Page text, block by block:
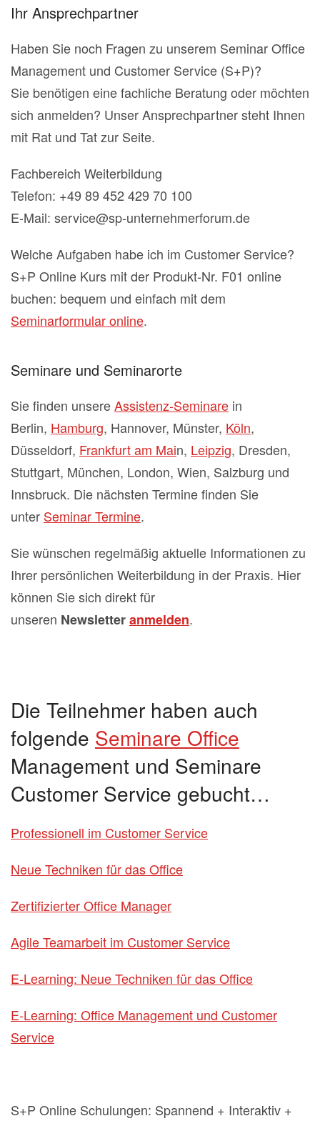
Ihr Ansprechpartner
Haben Sie noch Fragen zu unserem Seminar Office
Management und Customer Service (S+P)?
Sie benötigen eine fachliche Beratung oder möchten
sich anmelden? Unser Ansprechpartner steht Ihnen
mit Rat und Tat zur Seite.
Fachbereich Weiterbildung
Telefon: +49 89 452 429 70 100
E-Mail: service@sp-unternehmerforum.de
Welche Aufgaben habe ich im Customer Service?
S+P Online Kurs mit der Produkt-Nr. F01 online
buchen: bequem und einfach mit dem
Seminarformular online.
Seminare und Seminarorte
Sie finden unsereAssistenz-Seminare in
Berlin, Hamburg, Hannover, Münster, Köln,
Düsseldorf, Frankfurt am Main, Leipzig, Dresden,
Stuttgart, München, London, Wien, Salzburg und
Innsbruck. Die nächsten Termine finden Sie
unter Seminar Termine.
Sie wünschen regelmäßig aktuelle Informationen zu
Ihrer persönlichen Weiterbildung in der Praxis. Hier
können Sie sich direkt für
unseren Newsletteranmelden.
Die Teilnehmer haben auch
folgende Seminare Office
Management und Seminare
Customer Service gebucht…
Professionell im Customer Service
Neue Techniken für das Office
Zertifizierter Office Manager
Agile Teamarbeit im Customer Service
E-Learning: Neue Techniken für das Office
E-Learning: Office Management und Customer
Service
S+P Online Schulungen: Spannend + Interaktiv +